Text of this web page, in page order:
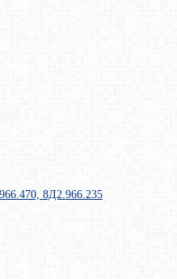
8Д2.966.235